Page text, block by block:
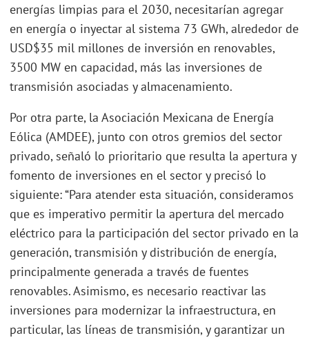
energías limpias para el 2030, necesitarían agregar
en energía o inyectar al sistema 73 GWh, alrededor de
USD$35 mil millones de inversión en renovables,
3500 MW en capacidad, más las inversiones de
transmisión asociadas y almacenamiento.
Por otra parte, la Asociación Mexicana de Energía
Eólica (AMDEE), junto con otros gremios del sector
privado, señaló lo prioritario que resulta la apertura y
fomento de inversiones en el sector y precisó lo
siguiente: “Para atender esta situación, consideramos
que es imperativo permitir la apertura del mercado
eléctrico para la participación del sector privado en la
generación, transmisión y distribución de energía,
principalmente generada a través de fuentes
renovables. Asimismo, es necesario reactivar las
inversiones para modernizar la infraestructura, en
particular, las líneas de transmisión, y garantizar un